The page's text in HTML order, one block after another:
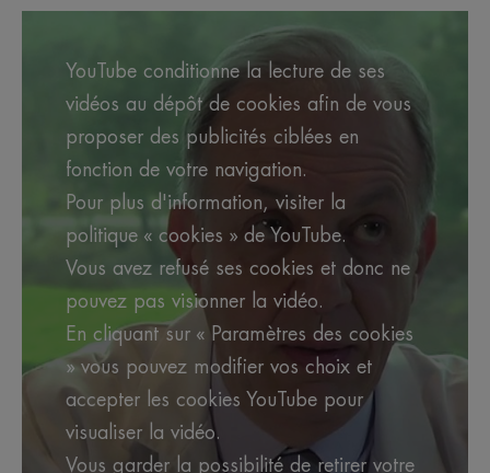
YouTube conditionne la lecture de ses
vidéos au dépôt de cookies afin de vous
proposer des publicités ciblées en
fonction de votre navigation.
Pour plus d'information, visiter la
politique « cookies » de YouTube.
Vous avez refusé ses cookies et donc ne
pouvez pas visionner la vidéo.
En cliquant sur « Paramètres des cookies
» vous pouvez modifier vos choix et
accepter les cookies YouTube pour
visualiser la vidéo.
Vous garder la possibilité de retirer votre